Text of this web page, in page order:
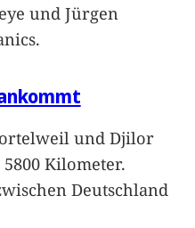
und Jürgen
und Djilor
Kilometer.
Deutschland